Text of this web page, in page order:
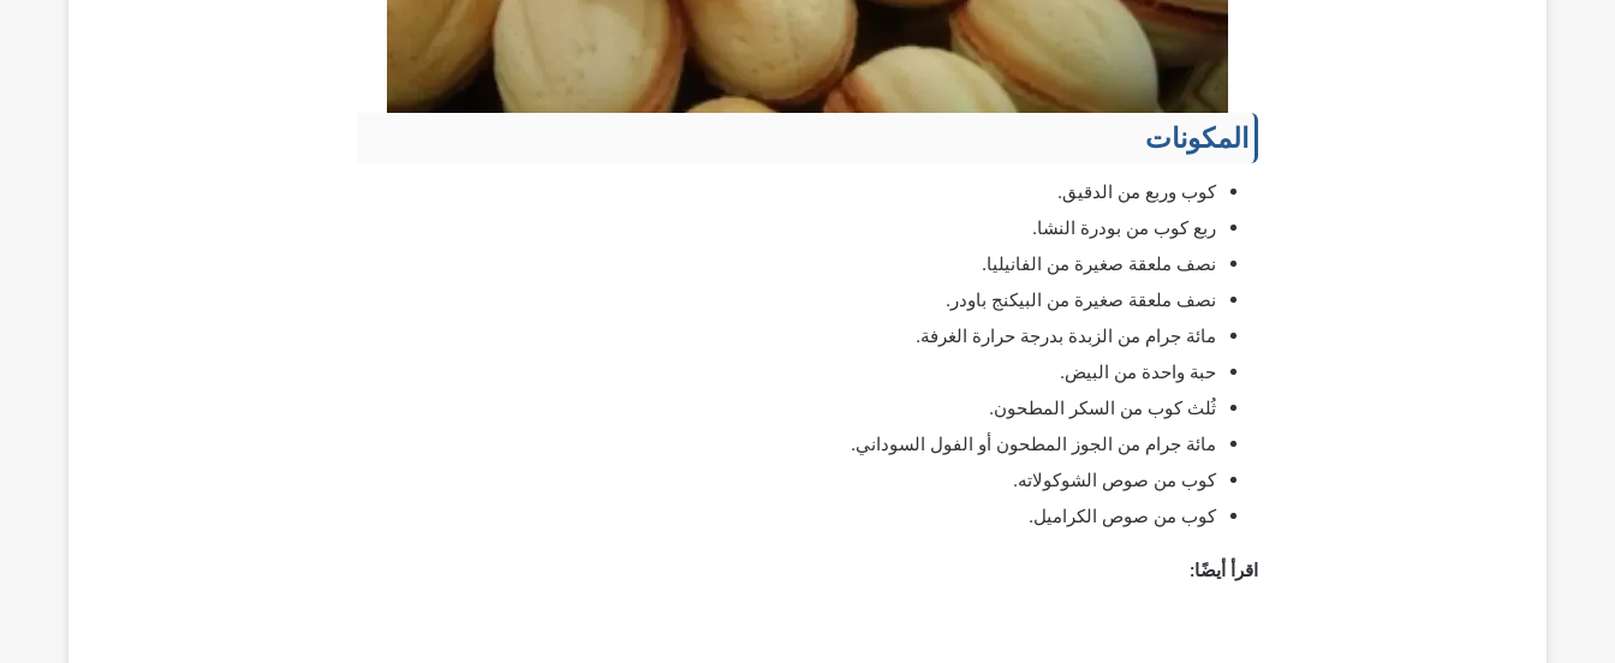
المكونات
كوب وربع من الدقيق.
ربع كوب من بودرة النشا.
نصف ملعقة صغيرة من الفانيليا.
نصف ملعقة صغيرة من البيكنج باودر.
مائة جرام من الزبدة بدرجة حرارة الغرفة.
حبة واحدة من البيض.
ثُلث كوب من السكر المطحون.
مائة جرام من الجوز المطحون أو الفول السوداني.
كوب من صوص الشوكولاته.
كوب من صوص الكراميل.
اقرأ أيضًا: